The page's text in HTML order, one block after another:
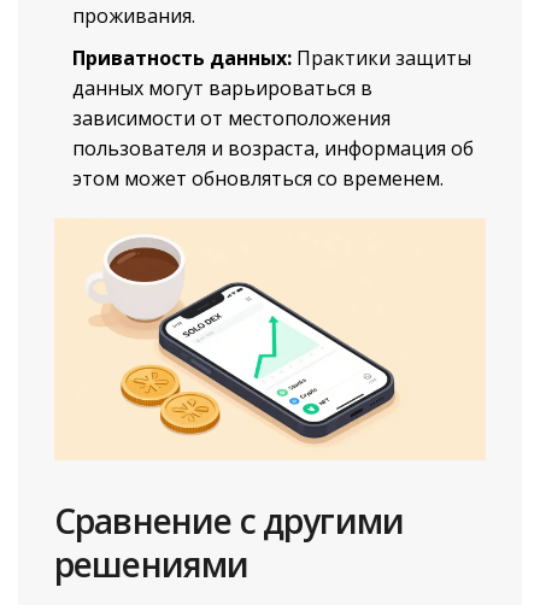
проживания.
Приватность данных: Практики защиты
данных могут варьироваться в
зависимости от местоположения
пользователя и возраста, информация об
этом может обновляться со временем.
Сравнение с другими
решениями